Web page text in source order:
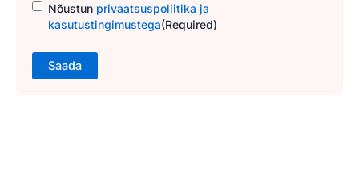
Consent(Required)
Nõustun privaatsuspoliitika ja
kasutustingimustega(Required)